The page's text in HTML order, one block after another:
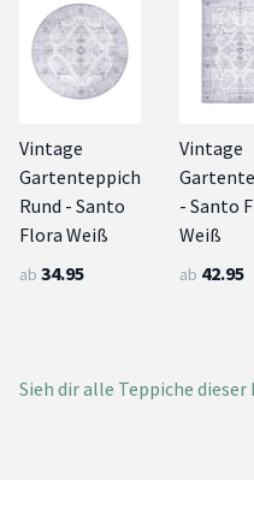
Vintage
Gartenteppich
Rund - Santo
Flora Weiß
ab 34.95
Vintage
- Santo
Weiß
ab 42.95
Sieh dir alle Teppiche